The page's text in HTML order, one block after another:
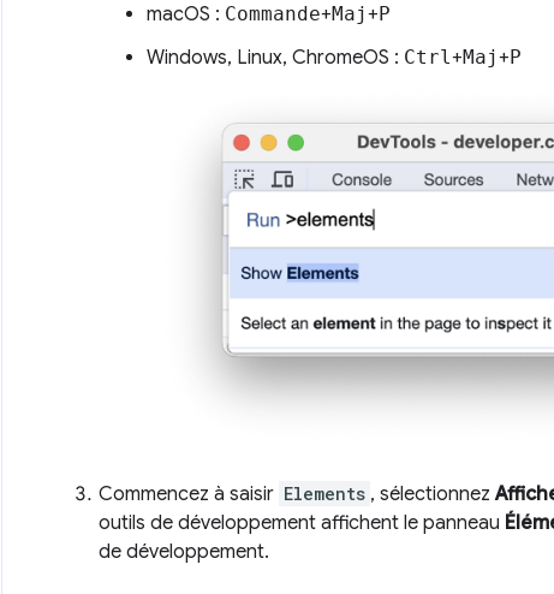
macOS : Commande+Maj+P
Windows, Linux, ChromeOS : Ctrl+Maj+P
Commencez à saisir Elements , sélectionnez
outils de développement affichent le panneau
de développement.